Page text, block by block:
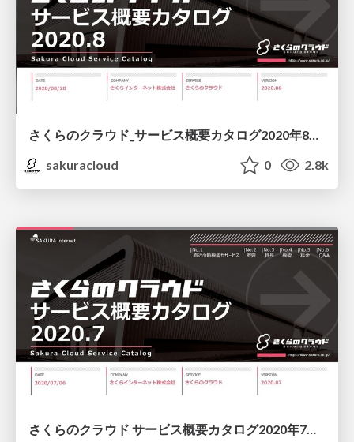
さくらのクラウド_サービス概要カタログ2020年8月版/sakura-cloud-servicecatalog-202008
sakuracloud
0 2.8k
さくらのクラウド サービス概要カタログ2020年7月号/sakura-cloud-servicecatalog-202007